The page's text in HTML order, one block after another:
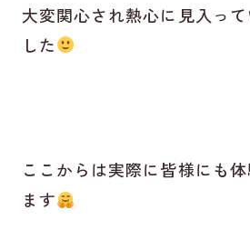
大変関心され熱心に見入っ
した
ここからは実際に皆様にも
ます